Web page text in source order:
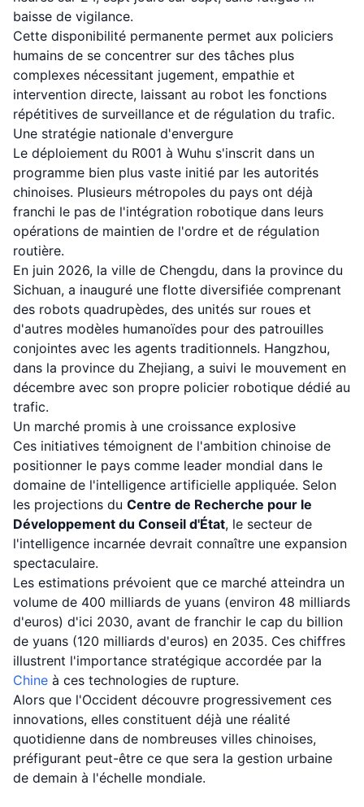
baisse de vigilance.
Cette disponibilité permanente permet aux policiers
humains de se concentrer sur des tâches plus
complexes nécessitant jugement, empathie et
intervention directe, laissant au robot les fonctions
répétitives de surveillance et de régulation du trafic.
Une stratégie nationale d'envergure
Le déploiement du R001 à Wuhu s'inscrit dans un
programme bien plus vaste initié par les autorités
chinoises. Plusieurs métropoles du pays ont déjà
franchi le pas de l'intégration robotique dans leurs
opérations de maintien de l'ordre et de régulation
routière.
En juin 2026, la ville de Chengdu, dans la province du
Sichuan, a inauguré une flotte diversifiée comprenant
des robots quadrupèdes, des unités sur roues et
d'autres modèles humanoïdes pour des patrouilles
conjointes avec les agents traditionnels. Hangzhou,
dans la province du Zhejiang, a suivi le mouvement en
décembre avec son propre policier robotique dédié au
trafic.
Un marché promis à une croissance explosive
Ces initiatives témoignent de l'ambition chinoise de
positionner le pays comme leader mondial dans le
domaine de l'intelligence artificielle appliquée. Selon
les projections du Centre de Recherche pour le
Développement du Conseil d'État, le secteur de
l'intelligence incarnée devrait connaître une expansion
spectaculaire.
Les estimations prévoient que ce marché atteindra un
volume de 400 milliards de yuans (environ 48 milliards
d'euros) d'ici 2030, avant de franchir le cap du billion
de yuans (120 milliards d'euros) en 2035. Ces chiffres
illustrent l'importance stratégique accordée par la
Chine à ces technologies de rupture.
Alors que l'Occident découvre progressivement ces
innovations, elles constituent déjà une réalité
quotidienne dans de nombreuses villes chinoises,
préfigurant peut-être ce que sera la gestion urbaine
de demain à l'échelle mondiale.